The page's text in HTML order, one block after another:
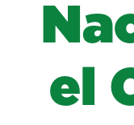
el